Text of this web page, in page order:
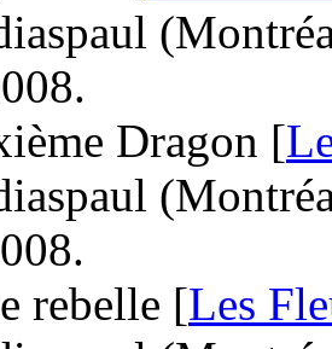
Dragon [
rebelle [Les